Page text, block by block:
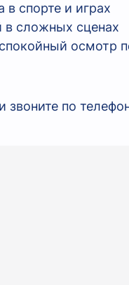
спорте и играх
в сложных сценах
осмотр
по